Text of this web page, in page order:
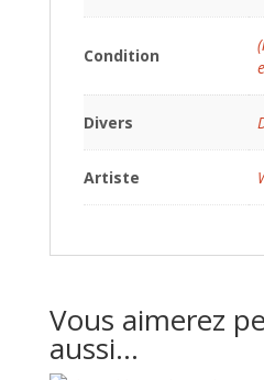
Condition
Divers
Artiste
Vous aimerez
aussi…